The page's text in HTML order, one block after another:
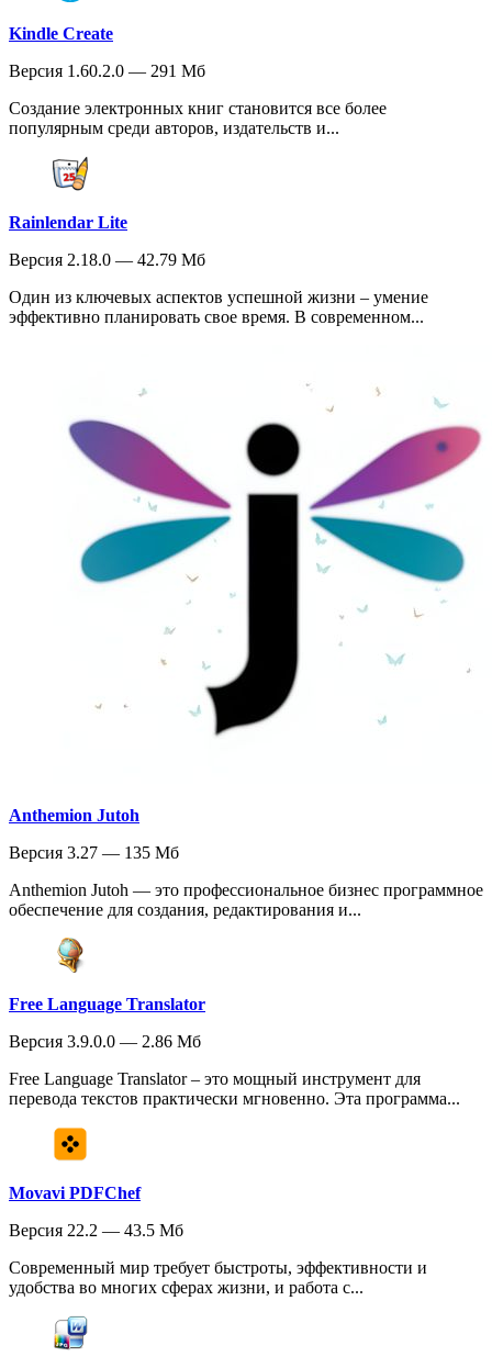
Kindle Create
Версия 1.60.2.0 — 291 Мб
Создание электронных книг становится все более
популярным среди авторов, издательств и...
Rainlendar Lite
Версия 2.18.0 — 42.79 Мб
Один из ключевых аспектов успешной жизни – умение
эффективно планировать свое время. В современном...
Anthemion Jutoh
Версия 3.27 — 135 Мб
Anthemion Jutoh — это профессиональное бизнес программное
обеспечение для создания, редактирования и...
Free Language Translator
Версия 3.9.0.0 — 2.86 Мб
Free Language Translator – это мощный инструмент для
перевода текстов практически мгновенно. Эта программа...
Movavi PDFChef
Версия 22.2 — 43.5 Мб
Современный мир требует быстроты, эффективности и
удобства во многих сферах жизни, и работа с...